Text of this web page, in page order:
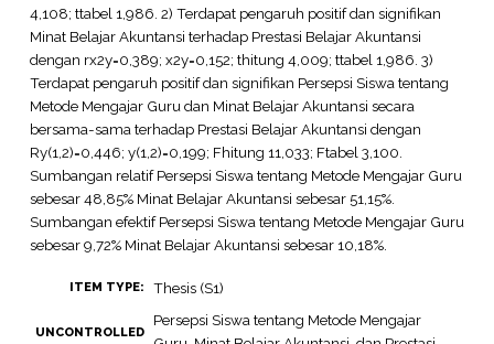
4,108; ttabel 1,986. 2) Terdapat pengaruh positif dan signifikan
Minat Belajar Akuntansi terhadap Prestasi Belajar Akuntansi
dengan rx2y=0,389; x2y=0,152; thitung 4,009; ttabel 1,986. 3)
Terdapat pengaruh positif dan signifikan Persepsi Siswa tentang
Metode Mengajar Guru dan Minat Belajar Akuntansi secara
bersama-sama terhadap Prestasi Belajar Akuntansi dengan
Ry(1,2)=0,446; y(1,2)=0,199; Fhitung 11,033; Ftabel 3,100.
Sumbangan relatif Persepsi Siswa tentang Metode Mengajar Guru
sebesar 48,85% Minat Belajar Akuntansi sebesar 51,15%.
Sumbangan efektif Persepsi Siswa tentang Metode Mengajar Guru
sebesar 9,72% Minat Belajar Akuntansi sebesar 10,18%.
ITEM TYPE: Thesis (S1)
UNCONTROLLED
Persepsi Siswa tentang Metode Mengajar